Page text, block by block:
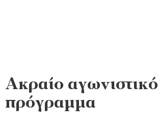
Ακραίο αγωνιστικό
πρόγραμμα